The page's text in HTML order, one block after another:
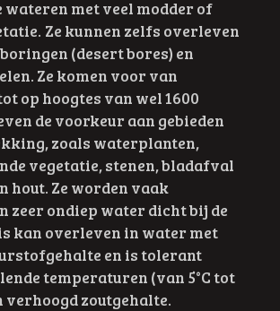
met veel modder of
Ze kunnen zelfs overleven
(desert bores) en
Ze komen voor van
op hoogtes van wel 1600
de voorkeur aan gebieden
zoals waterplanten,
vegetatie, stenen, bladafval
hout. Ze worden vaak
zeer ondiep water dicht bij de
kan overleven in water met
en is tolerant
temperaturen (van 5°C tot
verhoogd zoutgehalte.